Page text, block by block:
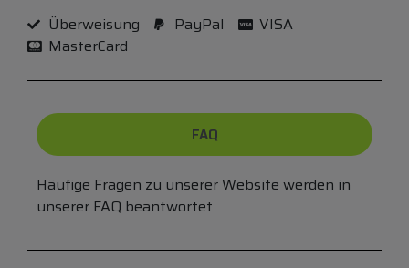
Überweisung
PayPal
VISA
MasterCard
FAQ
Häufige Fragen zu unserer Website werden in
unserer FAQ beantwortet